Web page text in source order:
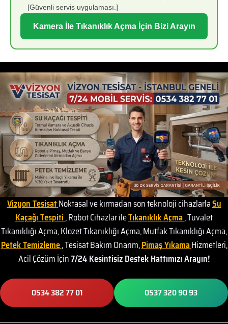
[Güvenli servis uygulaması.]
Kamera İle Tıkanıklık Açma İçin Bizi Arayın
Vizyon TesisatNoktasal ve kırmadan son teknoloji cihazlarlaSu
Kaçağı Tespiti, Robot Cihazlar ileTıkanıklık Açma, Tuvalet
Tıkanıklığı Açma, Klozet Tıkanıklığı Açma, Mutfak Tıkanıklığı Açma,
Petek Temizleme, Tesisat Bakım Onarım,Pimaş YıkamaHizmetleri,
Acil Çözüm İçin7/24 Kesintisiz Destek Hattımızı Arayın!
0534 382 77 01 0537 320 90 93